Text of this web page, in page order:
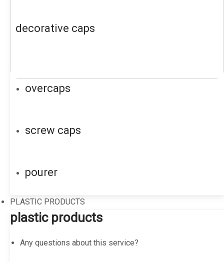
decorative caps
overcaps
screw caps
pourer
PLASTIC PRODUCTS
plastic products
Any questions about this service?